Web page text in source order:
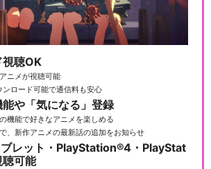
視聴OK
ニメが視聴可能
ロード可能で通信料も安心
や「気になる」登録
機能で好きなアニメを楽しめる
、新作アニメの最新話の追加をお知らせ
レット・PlayStation®4・PlayStat
可能